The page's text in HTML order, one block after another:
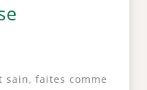
sain, faites comme